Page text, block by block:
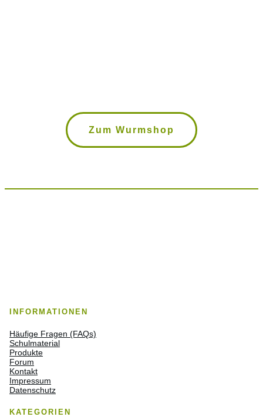
Zum Wurmshop
INFORMATIONEN
Häufige Fragen (FAQs)
Schulmaterial
Produkte
Forum
Kontakt
Impressum
Datenschutz
KATEGORIEN